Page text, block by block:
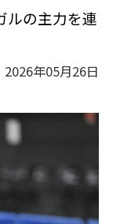
ルの主力を連
2026年05月26日